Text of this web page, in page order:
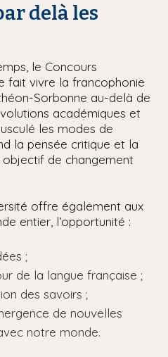
delà les
le Concours
fait vivre la francophonie
Sorbonne au-delà de
académiques et
les modes de
la pensée critique et la
objectif de changement
offre également aux
entier, l’opportunité :
;
de la langue française ;
des savoirs ;
de nouvelles
notre monde.